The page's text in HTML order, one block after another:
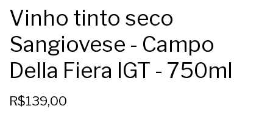
Vinho tinto seco
Sangiovese - Campo
Della Fiera IGT - 750ml
R$139,00